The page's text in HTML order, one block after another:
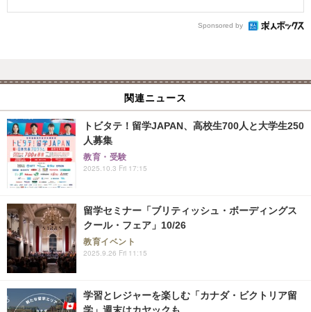
Sponsored by
関連ニュース
トビタテ！留学JAPAN、高校生700人と大学生250
人募集
教育・受験
2025.10.3 Fri 17:15
留学セミナー「ブリティッシュ・ボーディングス
クール・フェア」10/26
教育イベント
2025.9.26 Fri 11:15
学習とレジャーを楽しむ「カナダ・ビクトリア留
学」週末はカヤックも